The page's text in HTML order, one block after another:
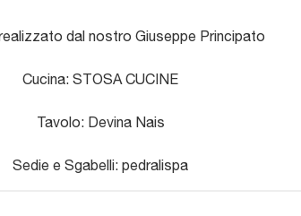
dal nostro Giuseppe Principato
Cucina: STOSA CUCINE
Tavolo: Devina Nais
Sedie e Sgabelli: pedralispa